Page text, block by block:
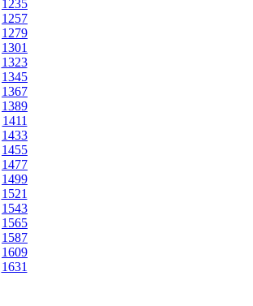
1235
1257
1279
1301
1323
1345
1367
1389
1411
1433
1455
1477
1499
1521
1543
1565
1587
1609
1631